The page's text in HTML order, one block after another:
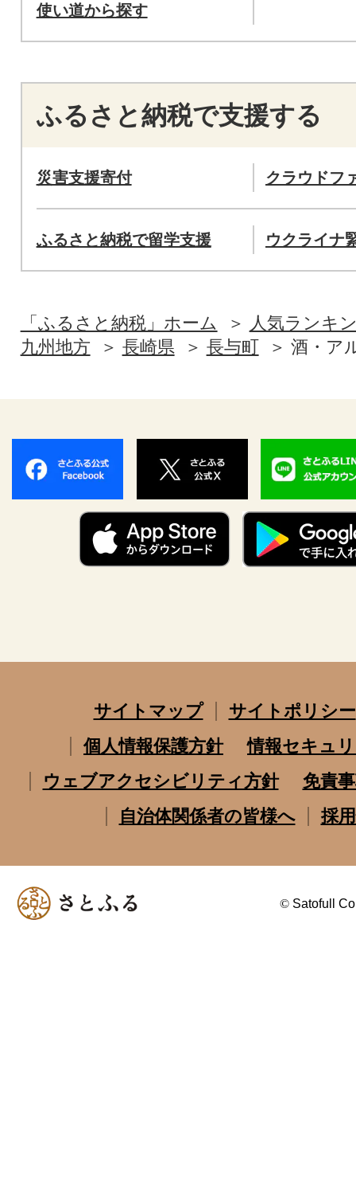
使い道から探す
ふるさと納税で支援する
災害支援寄付 クラウドフ
ふるさと納税で留学支援 ウクライナ
「ふるさと納税」ホーム
人気ランキ
九州地方
長崎県 長与町 酒・ア
サイトマップ
サイトポリシー
個人情報保護方針
情報セキュ
ウェブアクセシビリティ方針
免責
自治体関係者の皆様へ
採
© Satofull